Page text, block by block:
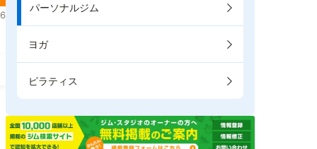
パーソナルジム
ヨガ
ピラティス